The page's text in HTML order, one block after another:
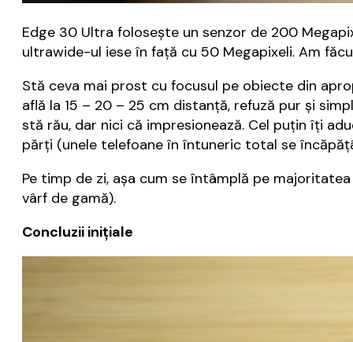
Edge 30 Ultra folosește un senzor de 200
ultrawide-ul iese în față cu 50 Megapixeli. Am
Stă ceva mai prost cu focusul pe obiecte din
află la 15 – 20 – 25 cm distanță, refuză pur și
stă rău, dar nici că impresionează. Cel puțin îți
părți (unele telefoane în întuneric total se
Pe timp de zi, așa cum se întâmplă pe
vârf de gamă).
Concluzii inițiale